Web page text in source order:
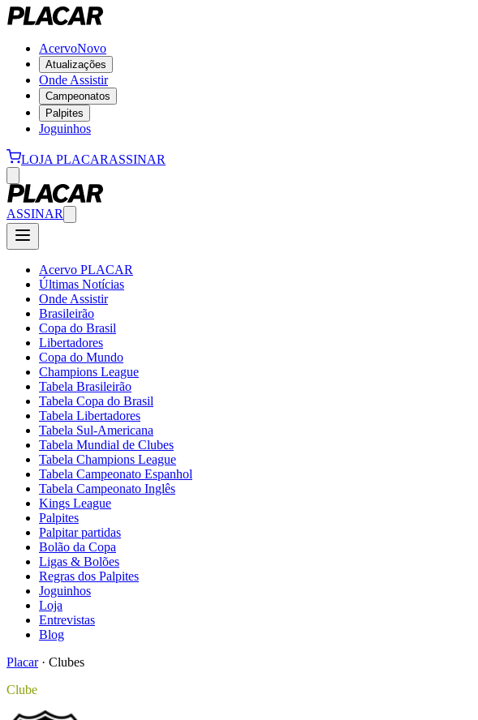
AcervoNovo
Atualizações
Onde Assistir
Campeonatos
Palpites
Joguinhos
LOJA PLACARASSINAR
ASSINAR
Acervo PLACAR
Últimas Notícias
Onde Assistir
Brasileirão
Copa do Brasil
Libertadores
Copa do Mundo
Champions League
Tabela Brasileirão
Tabela Copa do Brasil
Tabela Libertadores
Tabela Sul-Americana
Tabela Mundial de Clubes
Tabela Champions League
Tabela Campeonato Espanhol
Tabela Campeonato Inglês
Kings League
Palpites
Palpitar partidas
Bolão da Copa
Ligas & Bolões
Regras dos Palpites
Joguinhos
Loja
Entrevistas
Blog
Placar · Clubes
Clube